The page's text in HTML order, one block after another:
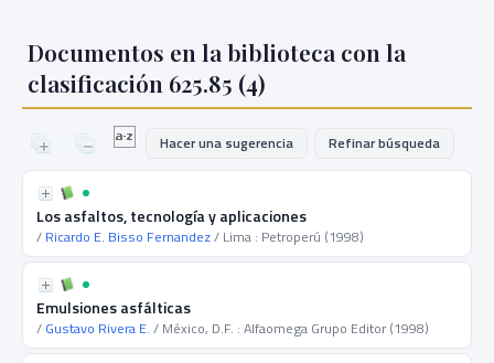
Documentos en la biblioteca con la
clasificación 625.85 (4)
Hacer una sugerencia Refinar búsqueda
Los asfaltos, tecnología y aplicaciones
/ Ricardo E. Bisso Fernandez/ Lima : Petroperú (1998)
Emulsiones asfálticas
/ Gustavo Rivera E. / México, D.F. : Alfaomega Grupo Editor (1998)